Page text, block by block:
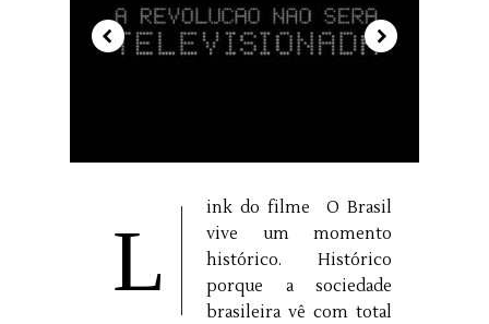
L
ink do filme O Brasil
vive um momento
histórico. Histórico
porque a sociedade
brasileira vê com total